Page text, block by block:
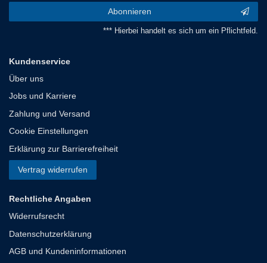
Abonnieren
*** Hierbei handelt es sich um ein Pflichtfeld.
Kundenservice
Über uns
Jobs und Karriere
Zahlung und Versand
Cookie Einstellungen
Erklärung zur Barrierefreiheit
Vertrag widerrufen
Rechtliche Angaben
Widerrufsrecht
Datenschutzerklärung
AGB und Kundeninformationen